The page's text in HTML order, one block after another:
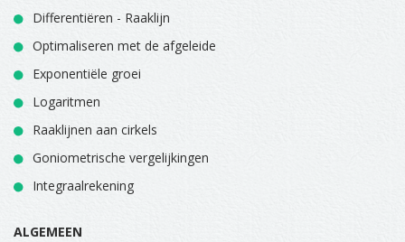
Differentiëren - Raaklijn
Optimaliseren met de afgeleide
Exponentiële groei
Logaritmen
Raaklijnen aan cirkels
Goniometrische vergelijkingen
Integraalrekening
ALGEMEEN